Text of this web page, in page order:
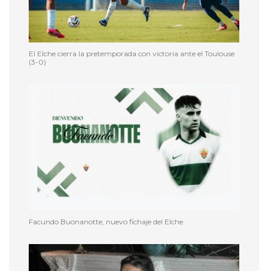
El Elche cierra la pretemporada con victoria ante el Toulouse
(3-0)
Facundo Buonanotte, nuevo fichaje del Elche